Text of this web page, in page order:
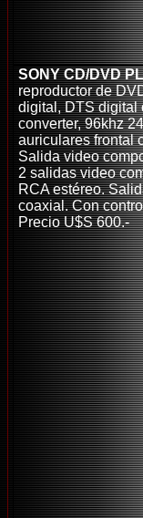
SONY CD/DVD
reproductor de
digital, DTS digital
converter, 96khz
auriculares frontal
Salida video
2 salidas video
RCA estéreo.
coaxial. Con
Precio U$S 600.-